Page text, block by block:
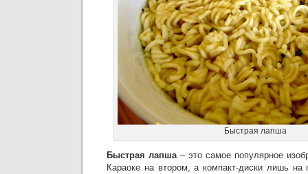
Быстрая лапша
Быстрая лапша– это самое популярное
Караоке на втором, а компакт-диски лишь на